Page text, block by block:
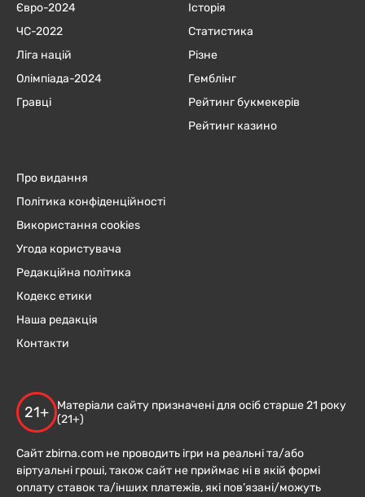
Євро-2024
ЧC-2022
Ліга націй
Олімпіада-2024
Гравці
Історія
Статистика
Різне
Гемблінг
Рейтинг букмекерів
Рейтинг казино
Про видання
Політика конфіденційності
Використання cookies
Угода користувача
Редакційна політика
Кодекс етики
Наша редакція
Контакти
21+
Матеріали сайту призначені для осіб старше 21 року
(21+)
Сайт zbirna.com не проводить ігри на реальні та/або
віртуальні гроші, також сайт не приймає ні в якій формі
оплату ставок та/інших платежів, які пов’язані/можуть